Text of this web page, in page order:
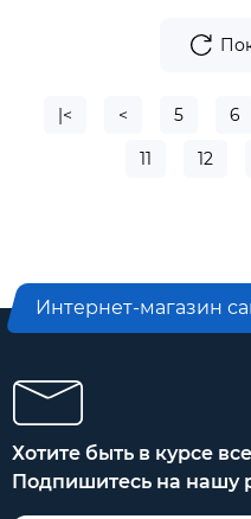
|< < 5 6
11 12
Интернет-магазин
Хотите быть в курсе
Подпишитесь на нашу